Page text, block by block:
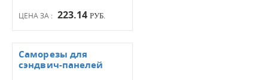
ЦЕНА ЗА : 223.14 РУБ.
Саморезы для
сэндвич-панелей